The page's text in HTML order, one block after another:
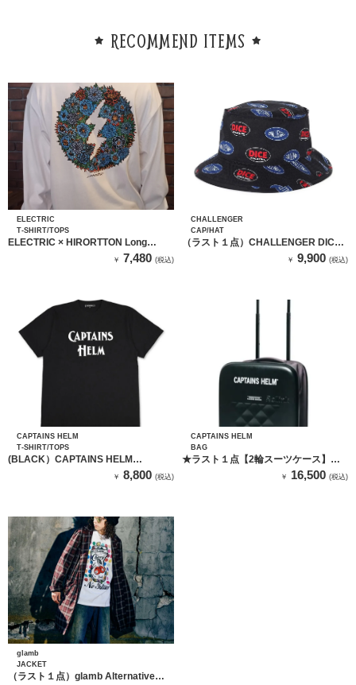
RECOMMEND ITEMS
ELECTRIC
T-SHIRT/TOPS
ELECTRIC × HIRORTTON Long
￥ 7,480 (税込)
CHALLENGER
CAP/HAT
（ラスト１点）CHALLENGER DICE
￥ 9,900 (税込)
CAPTAINS HELM
T-SHIRT/TOPS
(BLACK）CAPTAINS HELM
CLASSIC LOGO SS TEE￥ 8,800 (税込)
CAPTAINS HELM
BAG
★ラスト１点【2輪スーツケース】
Rolink × CAPTAINS HELM
￥ 16,500 (税込)
glamb
JACKET
（ラスト１点）glamb Alternative